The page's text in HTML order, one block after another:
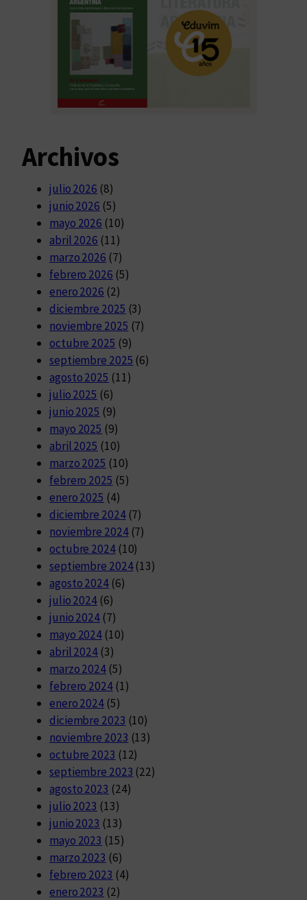
Archivos
julio 2026 (8)
junio 2026 (5)
mayo 2026 (10)
abril 2026 (11)
marzo 2026 (7)
febrero 2026 (5)
enero 2026 (2)
diciembre 2025 (3)
noviembre 2025 (7)
octubre 2025 (9)
septiembre 2025 (6)
agosto 2025 (11)
julio 2025 (6)
junio 2025 (9)
mayo 2025 (9)
abril 2025 (10)
marzo 2025 (10)
febrero 2025 (5)
enero 2025 (4)
diciembre 2024(7)
noviembre 2024(7)
octubre 2024(10)
septiembre 2024(13)
agosto 2024(6)
julio 2024 (6)
junio 2024 (7)
mayo 2024 (10)
abril 2024 (3)
marzo 2024 (5)
febrero 2024(1)
enero 2024 (5)
diciembre 2023 (10)
noviembre 2023 (13)
octubre 2023 (12)
septiembre 2023 (22)
agosto 2023 (24)
julio 2023 (13)
junio 2023 (13)
mayo 2023 (15)
marzo 2023 (6)
febrero 2023 (4)
enero 2023 (2)